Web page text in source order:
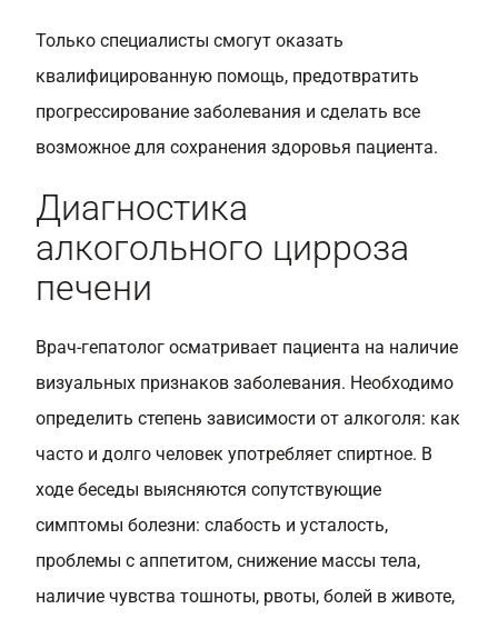
Только специалисты смогут оказать
квалифицированную помощь, предотвратить
прогрессирование заболевания и сделать все
возможное для сохранения здоровья пациента.
Диагностика
алкогольного цирроза
печени
Врач-гепатолог осматривает пациента на наличие
визуальных признаков заболевания. Необходимо
определить степень зависимости от алкоголя: как
часто и долго человек употребляет спиртное. В
ходе беседы выясняются сопутствующие
симптомы болезни: слабость и усталость,
проблемы с аппетитом, снижение массы тела,
наличие чувства тошноты, рвоты, болей в животе,